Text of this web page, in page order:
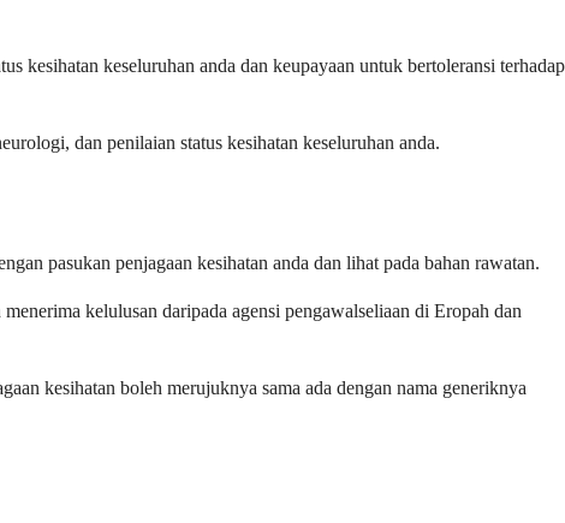
kesihatan keseluruhan anda dan keupayaan untuk bertoleransi terhadap
dan penilaian status kesihatan keseluruhan anda.
pasukan penjagaan kesihatan anda dan lihat pada bahan rawatan.
kelulusan daripada agensi pengawalseliaan di Eropah dan
kesihatan boleh merujuknya sama ada dengan nama generiknya